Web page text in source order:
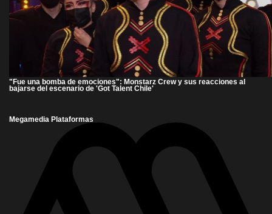
"Fue una bomba de emociones": Monstarz Crew y sus reacciones al
bajarse del escenario de 'Got Talent Chile'
Megamedia Plataformas